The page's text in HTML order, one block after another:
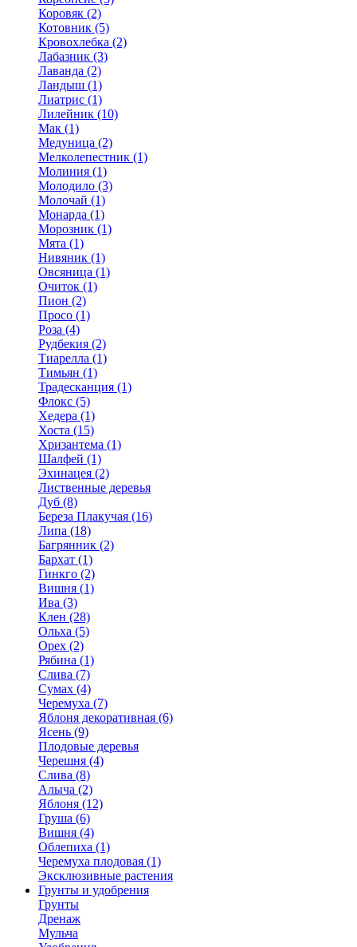
Коровяк (2)
Котовник (5)
Кровохлебка (2)
Лабазник (3)
Лаванда (2)
Ландыш (1)
Лиатрис (1)
Лилейник (10)
Мак (1)
Медуница (2)
Мелколепестник (1)
Молиния (1)
Молодило (3)
Молочай (1)
Монарда (1)
Морозник (1)
Мята (1)
Нивяник (1)
Овсяница (1)
Очиток (1)
Пион (2)
Просо (1)
Роза (4)
Рудбекия (2)
Тиарелла (1)
Тимьян (1)
Традесканция (1)
Флокс (5)
Хедера (1)
Хоста (15)
Хризантема (1)
Шалфей (1)
Эхинацея (2)
Лиственные деревья
Дуб (8)
Береза Плакучая (16)
Липа (18)
Багрянник (2)
Бархат (1)
Гинкго (2)
Вишня (1)
Ива (3)
Клен (28)
Ольха (5)
Орех (2)
Рябина (1)
Слива (7)
Сумах (4)
Черемуха (7)
Яблоня декоративная (6)
Ясень (9)
Плодовые деревья
Черешня (4)
Слива (8)
Алыча (2)
Яблоня (12)
Груша (6)
Вишня (4)
Облепиха (1)
Черемуха плодовая (1)
Эксклюзивные растения
Грунты и удобрения
Грунты
Дренаж
Мульча